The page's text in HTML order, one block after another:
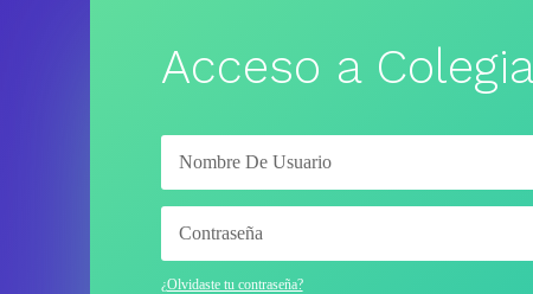
Acceso a
¿Olvidaste tu contraseña?